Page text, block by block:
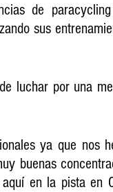
de
sus
luchar por una
ya que nos
buenas
en la pista en